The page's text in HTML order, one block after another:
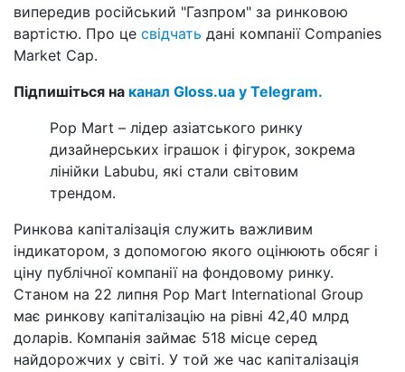
випередив російський "Газпром" за ринковою
вартістю. Про це свідчать дані компанії Companies
Market Cap.
Підпишіться на канал Gloss.ua у Telegram.
Pop Mart – лідер азіатського ринку
дизайнерських іграшок і фігурок, зокрема
лінійки Labubu, які стали світовим
трендом.
Ринкова капіталізація служить важливим
індикатором, з допомогою якого оцінюють обсяг і
ціну публічної компанії на фондовому ринку.
Станом на 22 липня Pop Mart International Group
має ринкову капіталізацію на рівні 42,40 млрд
доларів. Компанія займає 518 місце серед
найдорожчих у світі. У той же час капіталізація